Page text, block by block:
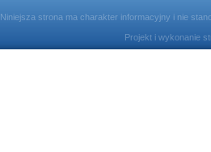
Niniejsza strona ma charakter informacyjny i nie
Projekt i wykonanie